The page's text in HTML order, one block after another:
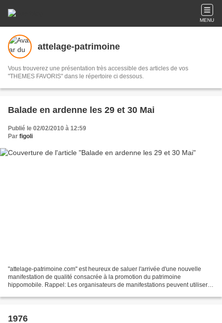
MENU
attelage-patrimoine
Vous trouverez une présentation très accessible des articles de vos
"THEMES FAVORIS" dans le répertoire ci dessous.
Balade en ardenne les 29 et 30 Mai
Publié le 02/02/2010 à 12:59
Par figoli
"attelage-patrimoine.com" est heureux de saluer l'arrivée d'une nouvelle
manifestation de qualité consacrée à la promotion du patrimoine
hippomobile. Rappel: Les organisateurs de manifestations peuvent utiliser
1976